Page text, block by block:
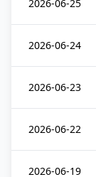
2026-06-25
2026-06-24
2026-06-23
2026-06-22
2026-06-19